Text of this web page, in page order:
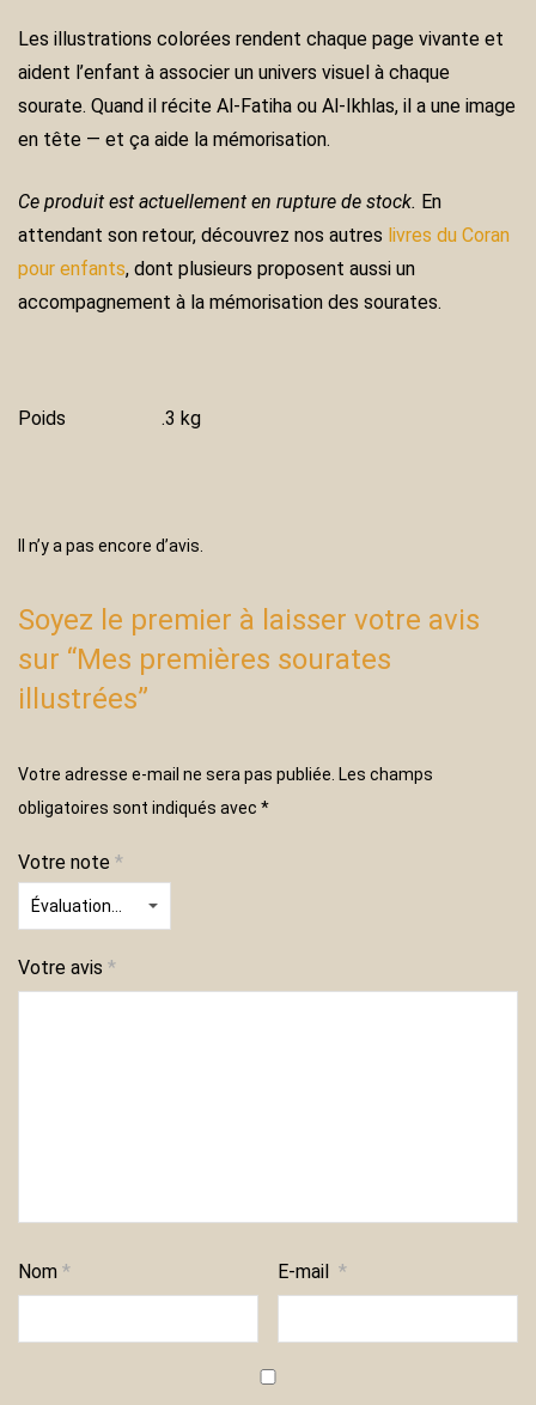
Les illustrations colorées rendent chaque page vivante et
aident l’enfant à associer un univers visuel à chaque
sourate. Quand il récite Al-Fatiha ou Al-Ikhlas, il a une image
en tête — et ça aide la mémorisation.
Ce produit est actuellement en rupture de stock. En
attendant son retour, découvrez nos autres livres du Coran
pour enfants, dont plusieurs proposent aussi un
accompagnement à la mémorisation des sourates.
Poids .3 kg
Il n’y a pas encore d’avis.
Soyez le premier à laisser votre avis
sur “Mes premières sourates
illustrées”
Votre adresse e-mail ne sera pas publiée. Les champs
obligatoires sont indiqués avec *
Votre note *
Votre avis *
Nom * E-mail*